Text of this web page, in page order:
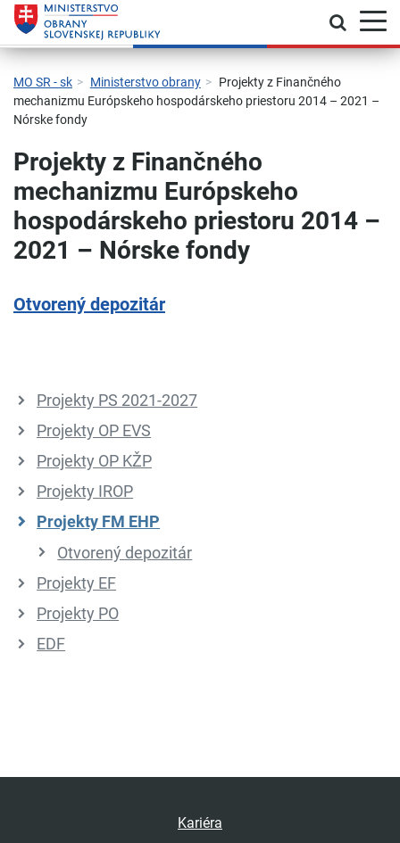
Skočiť na hlavnú navigáciu
Skočiť na obsah
Skočiť na bočný panel
Skočiť na pätičku
Kontakt
Prehlásenie o prístupnosti
MO SR - sk Ministerstvo obrany
Projekty z Finančného
mechanizmu Európskeho hospodárskeho priestoru 2014 – 2021 –
Nórske fondy
Projekty z Finančného
mechanizmu Európskeho
hospodárskeho priestoru 2014 –
2021 – Nórske fondy
Otvorený depozitár
Projekty PS 2021-2027
Projekty OP EVS
Projekty OP KŽP
Projekty IROP
Projekty FM EHP
Otvorený depozitár
Projekty EF
Projekty PO
EDF
Kariéra